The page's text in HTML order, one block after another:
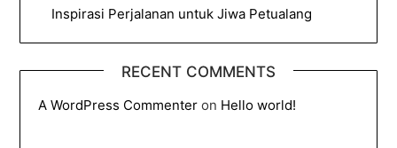
Inspirasi Perjalanan untuk Jiwa Petualang
RECENT COMMENTS
A WordPress Commenter on Hello world!